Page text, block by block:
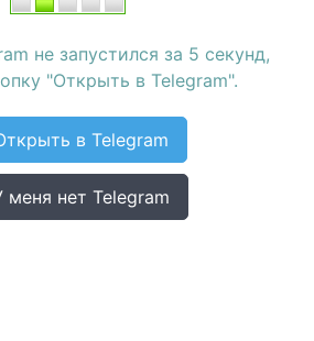
не запустился за 5 секунд,
"Открыть в Telegram".
в Telegram
меня нет Telegram